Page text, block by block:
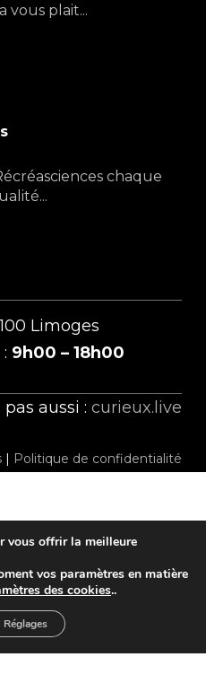
vous plait...
chaque
Limoges
9h00 – 18h00
aussi :curieux.live
| Politique de confidentialité
instagramtiktok
vous offrir la meilleure
vos paramètres en matière
des cookies..
Réglages